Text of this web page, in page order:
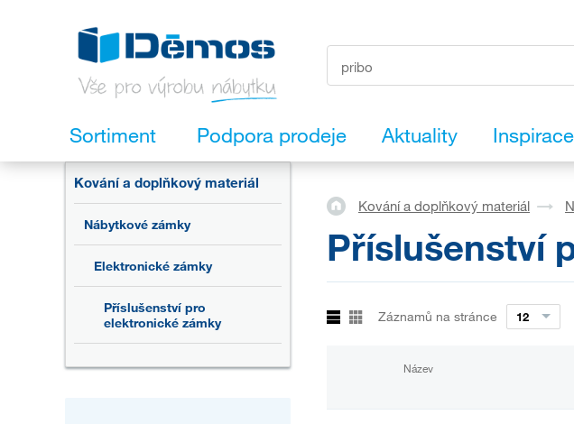
Sortiment Podpora prodeje Aktuality Inspirace
Kování a doplňkový materiál
Nábytkové zámky
Elektronické zámky
Příslušenství pro
elektronické zámky
Kování a doplňkový materiál
Příslušenství
Záznamů na stránce 12
Název